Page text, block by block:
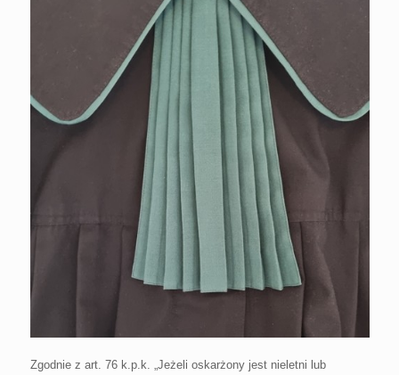
Zgodnie z art. 76 k.p.k. „Jeżeli oskarżony jest nieletni lub